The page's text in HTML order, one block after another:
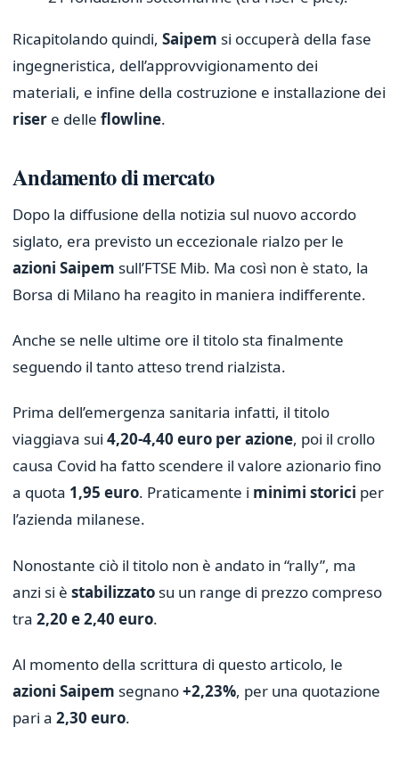
Ricapitolando quindi, Saipem si occuperà della fase
ingegneristica, dell’approvvigionamento dei
materiali, e infine della costruzione e installazione dei
riser e delle flowline.
Andamento di mercato
Dopo la diffusione della notizia sul nuovo accordo
siglato, era previsto un eccezionale rialzo per le
azioni Saipem sull’FTSE Mib. Ma così non è stato, la
Borsa di Milano ha reagito in maniera indifferente.
Anche se nelle ultime ore il titolo sta finalmente
seguendo il tanto atteso trend rialzista.
Prima dell’emergenza sanitaria infatti, il titolo
viaggiava sui 4,20-4,40 euro per azione, poi il crollo
causa Covid ha fatto scendere il valore azionario fino
a quota 1,95 euro. Praticamente i minimi storici per
l’azienda milanese.
Nonostante ciò il titolo non è andato in “rally”, ma
anzi si è stabilizzatosu un range di prezzo compreso
tra 2,20 e 2,40 euro.
Al momento della scrittura di questo articolo, le
azioni Saipem segnano+2,23%, per una quotazione
pari a 2,30 euro.